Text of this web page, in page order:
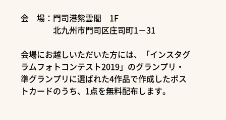
会 場：門司港紫雲閣 1F
北九州市門司区庄司町1－31
会場にお越しいただいた方には、「インスタグ
ラムフォトコンテスト2019」のグランプリ・
準グランプリに選ばれた4作品で作成したポス
トカードのうち、1点を無料配布します。